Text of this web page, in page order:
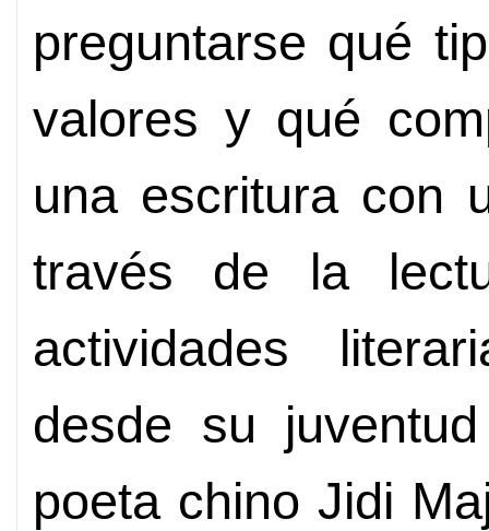
preguntarse qué
valores y qué
una escritura con
través de la
actividades
desde su
poeta chino Jidi